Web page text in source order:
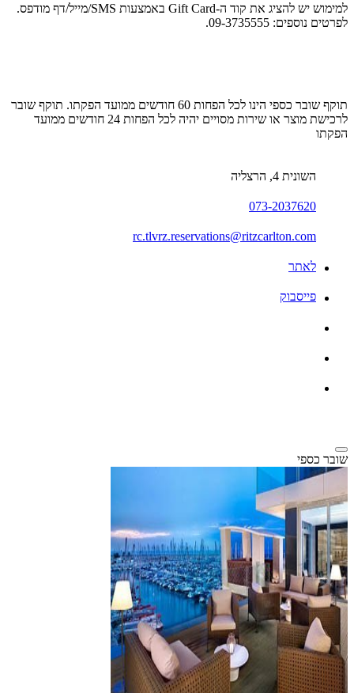
למימוש יש להציג את קוד ה-Gift Card באמצעות SMS/מייל/דף מודפס.
לפרטים נוספים: 09-3735555.
תוקף שובר כספי הינו לכל הפחות 60 חודשים ממועד הפקתו. תוקף שובר
לרכישת מוצר או שירות מסויים יהיה לכל הפחות 24 חודשים ממועד
הפקתו
השונית 4, הרצליה
073-2037620
rc.tlvrz.reservations@ritzcarlton.com
לאתר
פייסבוק
שובר כספי